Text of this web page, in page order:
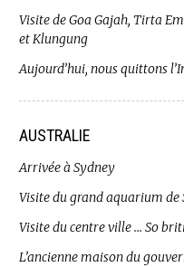
Visite de Goa Gajah, Tirta
et Klungung
Aujourd’hui, nous quittons
AUSTRALIE
Arrivée à Sydney
Visite du grand aquarium de
Visite du centre ville … So
L’ancienne maison du